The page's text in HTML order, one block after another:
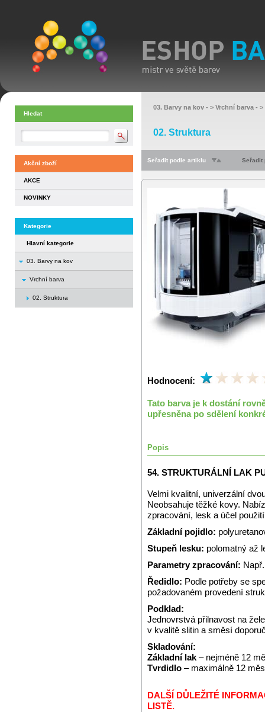
Hledat
Akční zboží
AKCE
NOVINKY
Kategorie
Hlavní kategorie
03. Barvy na kov
Vrchní barva
02. Struktura
03. Barvy na kov - > Vrchní barva - >
02. Struktura
Seřadit podle artiklu Seřadit
Hodnocení:
Tato barva je k dostání
upřesněna po sdělení
Popis
54. STRUKTURÁLNÍ LAK
Velmi kvalitní, univerzální
Neobsahuje těžké kovy.
zpracování, lesk a účel
Základní pojidlo:
Stupeň lesku: polomatný až
Parametry zpracování:
Ředidlo: Podle potřeby se
požadovaném provedení
Podklad:
Jednovrstvá přilnavost na
v kvalitě slitin a směsí
Skladování:
Základní lak – nejméně 12
Tvrdidlo – maximálně 12
DALŠÍ DŮLEŽITÉ
LISTĚ.